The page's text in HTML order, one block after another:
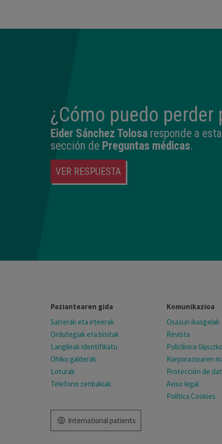
¿Cómo puedo perder
Eider Sánchez Tolosa responde a
sección de Preguntas médicas.
VER RESPUESTA
Paziantearen gida
Sarrerak eta irteerak
Ordutegiak eta bisitak
Langileak identifikatu
Ohiko galderak
Loturak
Telefono zenbakiak
Komunikazioa
Osasun ikasgelak
Revista
Policlínica
Korporazioaren
Protección de
Aviso legal
Política Cookies
International patients